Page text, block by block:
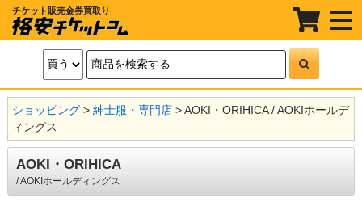
チケット販売金券買取り
t
o
g
n
a
v
a
n
ショッピング> 紳士服・専門店> AOKI・ORIHICA / AOKIホールデ
ィングス
AOKI・ORIHICA
/ AOKIホールディングス